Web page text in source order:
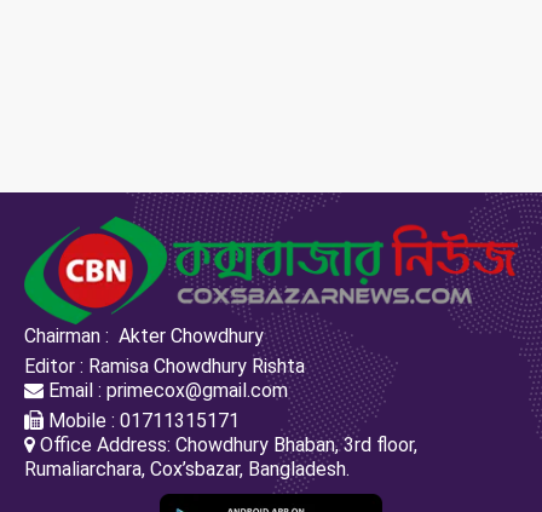
Chairman : Akter Chowdhury
Editor : Ramisa Chowdhury Rishta
Email : primecox@gmail.com
Mobile : 01711315171
Office Address: Chowdhury Bhaban, 3rd floor,
Rumaliarchara, Cox’sbazar, Bangladesh.